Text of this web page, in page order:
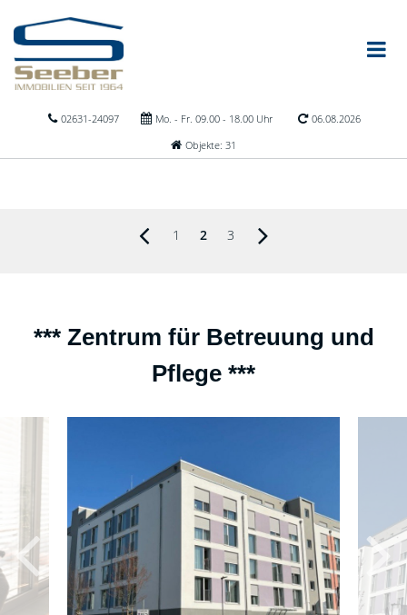
02631-24097 Mo. - Fr. 09.00 - 18.00 Uhr
06.08.2026
Objekte: 31
1 2 3
*** Zentrum für Betreuung und
Pflege ***